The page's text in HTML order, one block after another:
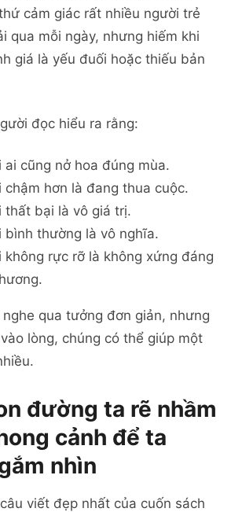
cảm giác rất nhiều người trẻ
qua mỗi ngày, nhưng hiếm khi
giá là yếu đuối hoặc thiếu bản
đọc hiểu ra rằng:
ai cũng nở hoa đúng mùa.
chậm hơn là đang thua cuộc.
thất bại là vô giá trị.
bình thường là vô nghĩa.
không rực rỡ là không xứng đáng
qua tưởng đơn giản, nhưng
lòng, chúng có thể giúp một
đường ta rẽ nhầm
cảnh để ta
nhìn
viết đẹp nhất của cuốn sách